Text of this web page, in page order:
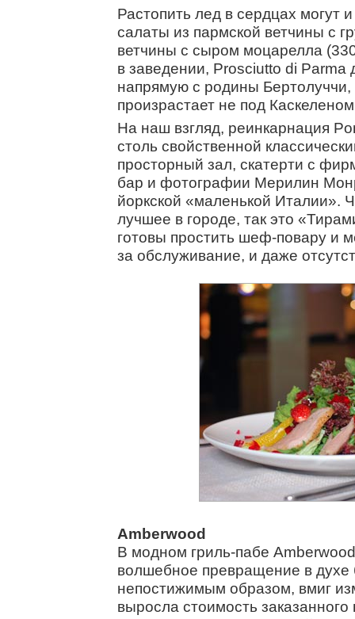
Растопить лед в сердцах могут
салаты из пармской ветчины с
ветчины с сыром моцарелла
в заведении, Prosciutto di Parma
напрямую с родины
произрастает не под
На наш взгляд, реинкарнация
столь свойственной
просторный зал, скатерти с
бар и фотографии Мерилин
йоркской «маленькой Италии».
лучшее в городе, так это
готовы простить шеф-повару и
за обслуживание, и даже
Amberwood
В модном гриль-пабе
волшебное превращение в
непостижимым образом, вмиг
выросла стоимость